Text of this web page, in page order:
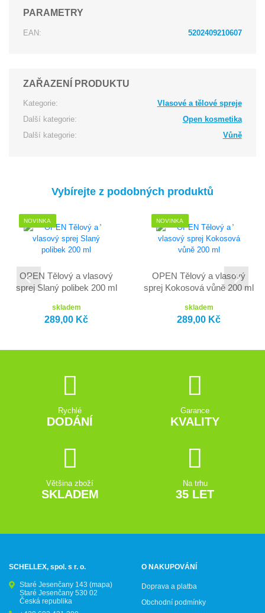
PARAMETRY
EAN: 5202409210607
ZAŘAZENÍ PRODUKTU
Kategorie:
Vlasové a tělové spreje
Další kategorie:
Open kosmetika
Další kategorie:
Vůně
Vybírejte z podobných produktů
NOVINKA
OPEN Tělový a vlasový
sprej Slaný polibek 200 ml
skladem
289,00 Kč
NOVINKA
OPEN Tělový a vlasový
sprej Kokosová vůně 200 ml
skladem
289,00 Kč
Rychlé
DODÁNÍ
Garance
KVALITY
Většina zboží
SKLADEM
Na trhu
35 LET
SCHELLEX, spol. s r. o.
Staré Jesenčany 143 (mapa)
Staré Jesenčany 530 02
Česká republika
O NAKUPOVÁNÍ
Doprava a platba
Obchodní podmínky